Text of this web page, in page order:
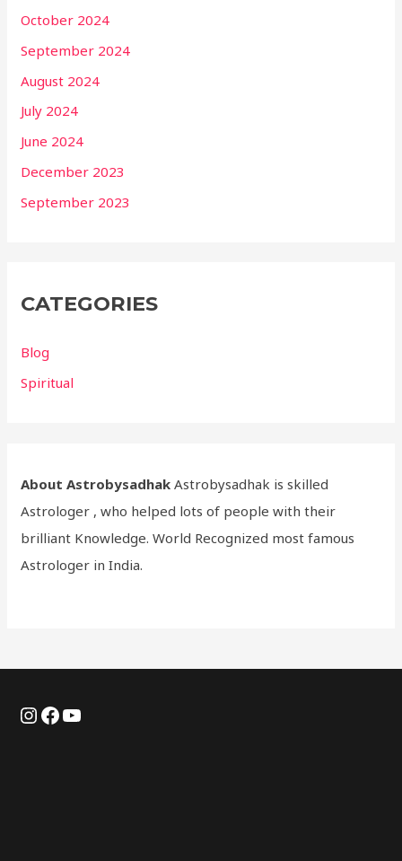
October 2024
September 2024
August 2024
July 2024
June 2024
December 2023
September 2023
CATEGORIES
Blog
Spiritual
About Astrobysadhak Astrobysadhak is skilled
Astrologer , who helped lots of people with their
brilliant Knowledge. World Recognized most famous
Astrologer in India.